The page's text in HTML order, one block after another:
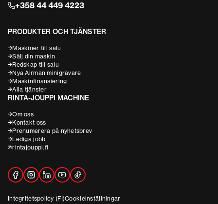
+358 44 449 4223
PRODUKTER OCH TJÄNSTER
Maskiner till salu
Sälj din maskin
Redskap till salu
Nya Airman minigrävare
Maskinfinansiering
Alla tjänster
RINTA-JOUPPI MACHINE
Om oss
Kontakt oss
Prenumerera på nyhetsbrev
Lediga jobb
rintajouppi.fi
Integritetspolicy (FI)Cookieinställningar